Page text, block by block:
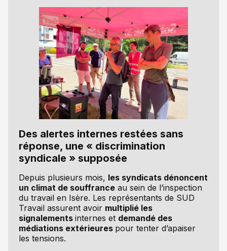
Des alertes internes restées sans
réponse, une « discrimination
syndicale » supposée
Depuis plusieurs mois, les syndicats dénoncent
un climat de souffranceau sein de l’inspection
du travail en Isère. Les représentants de SUD
Travail assurent avoir multiplié les
signalements internes et demandé des
médiations extérieures pour tenter d’apaiser
les tensions.